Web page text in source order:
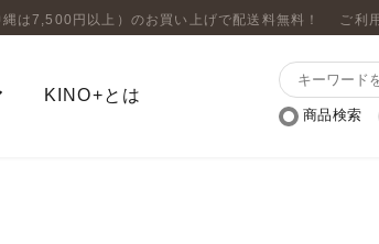
は7,500円以上）のお買い上げで配送料無料！ ご利
KINO+とは
商品検索